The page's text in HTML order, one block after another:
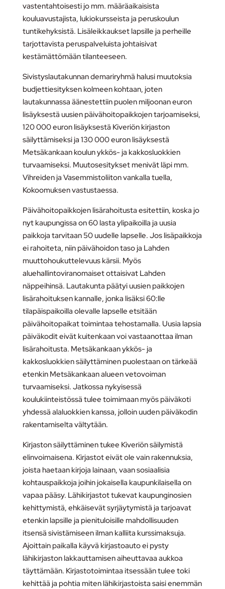
vastentahtoisesti jo mm. määräaikaisista
kouluavustajista, lukiokursseista ja peruskoulun
tuntikehyksistä. Lisäleikkaukset lapsille ja perheille
tarjottavista peruspalveluista johtaisivat
kestämättömään tilanteeseen.
Sivistyslautakunnan demariryhmä halusi muutoksia
budjettiesityksen kolmeen kohtaan, joten
lautakunnassa äänestettiin puolen miljoonan euron
lisäyksestä uusien päivähoitopaikkojen tarjoamiseksi,
120 000 euron lisäyksestä Kiveriön kirjaston
säilyttämiseksi ja 130 000 euron lisäyksestä
Metsäkankaan koulun ykkös- ja kakkosluokkien
turvaamiseksi. Muutosesitykset menivät läpi mm.
Vihreiden ja Vasemmistoliiton vankalla tuella,
Kokoomuksen vastustaessa.
Päivähoitopaikkojen lisärahoitusta esitettiin, koska jo
nyt kaupungissa on 60 lasta ylipaikoilla ja uusia
paikkoja tarvitaan 50 uudelle lapselle. Jos lisäpaikkoja
ei rahoiteta, niin päivähoidon taso ja Lahden
muuttohoukuttelevuus kärsii. Myös
aluehallintoviranomaiset ottaisivat Lahden
näppeihinsä. Lautakunta päätyi uusien paikkojen
lisärahoituksen kannalle, jonka lisäksi 60:lle
tilapäispaikoilla olevalle lapselle etsitään
päivähoitopaikat toimintaa tehostamalla. Uusia lapsia
päiväkodit eivät kuitenkaan voi vastaanottaa ilman
lisärahoitusta. Metsäkankaan ykkös- ja
kakkosluokkien säilyttäminen puolestaan on tärkeää
etenkin Metsäkankaan alueen vetovoiman
turvaamiseksi. Jatkossa nykyisessä
koulukiinteistössä tulee toimimaan myös päiväkoti
yhdessä alaluokkien kanssa, jolloin uuden päiväkodin
rakentamiselta vältytään.
Kirjaston säilyttäminen tukee Kiveriön säilymistä
elinvoimaisena. Kirjastot eivät ole vain rakennuksia,
joista haetaan kirjoja lainaan, vaan sosiaalisia
kohtauspaikkoja joihin jokaisella kaupunkilaisella on
vapaa pääsy. Lähikirjastot tukevat kaupunginosien
kehittymistä, ehkäisevät syrjäytymistä ja tarjoavat
etenkin lapsille ja pienituloisille mahdollisuuden
itsensä sivistämiseen ilman kalliita kurssimaksuja.
Ajoittain paikalla käyvä kirjastoauto ei pysty
lähikirjaston lakkauttamisen aiheuttavaa aukkoa
täyttämään. Kirjastotoimintaa itsessään tulee toki
kehittää ja pohtia miten lähikirjastoista saisi enemmän